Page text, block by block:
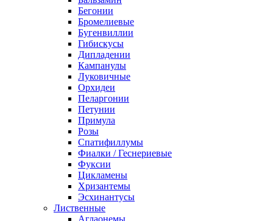
Бегонии
Бромелиевые
Бугенвиллии
Гибискусы
Дипладении
Кампанулы
Луковичные
Орхидеи
Пеларгонии
Петунии
Примула
Розы
Спатифиллумы
Фиалки / Геснериевые
Фуксии
Цикламены
Хризантемы
Эсхинантусы
Лиственные
Аглаонемы